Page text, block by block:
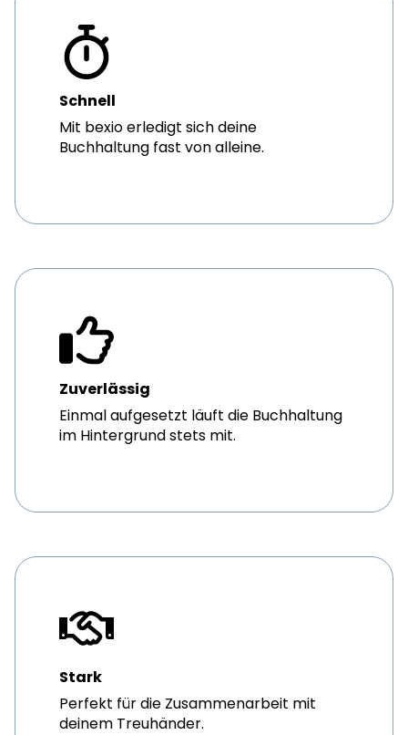
Schnell
Mit bexio erledigt sich deine
Buchhaltung fast von alleine.
Zuverlässig
Einmal aufgesetzt läuft die Buchhaltung
im Hintergrund stets mit.
Stark
Perfekt für die Zusammenarbeit mit
deinem Treuhänder.